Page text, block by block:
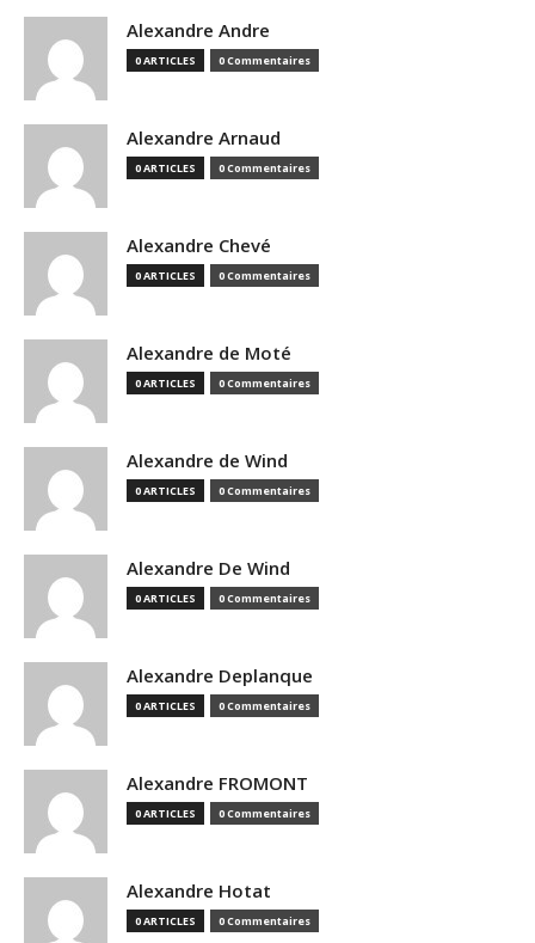
Alexandre Andre
0 ARTICLES 0 Commentaires
Alexandre Arnaud
0 ARTICLES 0 Commentaires
Alexandre Chevé
0 ARTICLES 0 Commentaires
Alexandre de Moté
0 ARTICLES 0 Commentaires
Alexandre de Wind
0 ARTICLES 0 Commentaires
Alexandre De Wind
0 ARTICLES 0 Commentaires
Alexandre Deplanque
0 ARTICLES 0 Commentaires
Alexandre FROMONT
0 ARTICLES 0 Commentaires
Alexandre Hotat
0 ARTICLES 0 Commentaires